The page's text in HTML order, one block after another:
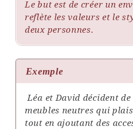
Le but est de créer un
reflète les valeurs et le
deux personnes.
Exemple
Léa et David décident
meubles neutres qui
tout en ajoutant des